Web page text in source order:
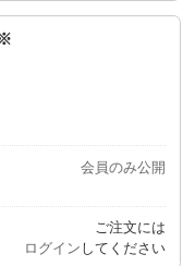
会員のみ公開
ご注文には
ログイン してください